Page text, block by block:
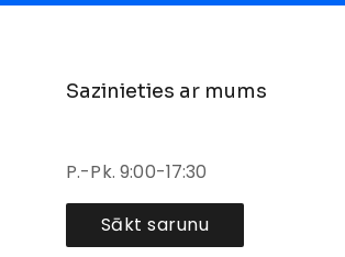
Sazinieties ar mums
P.-Pk. 9:00-17:30
Sākt sarunu